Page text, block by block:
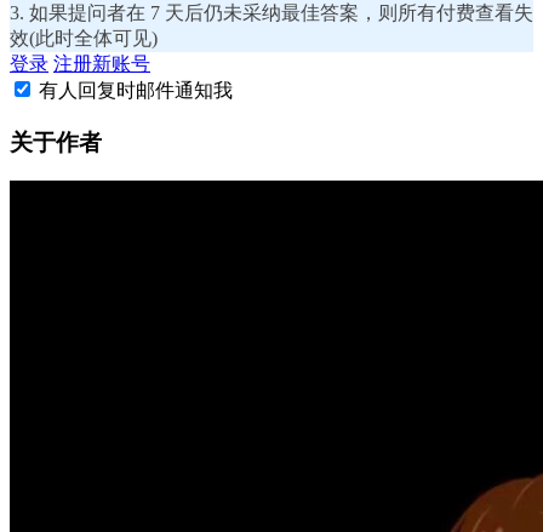
3. 如果提问者在 7 天后仍未采纳最佳答案，则所有付费查看失
效(此时全体可见)
登录 注册新账号
有人回复时邮件通知我
关于作者